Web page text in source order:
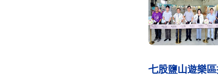
七股鹽山遊樂